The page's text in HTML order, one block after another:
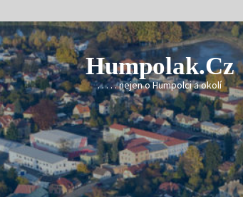
Humpolak.cz
. . . . . nejen o Humpolci a okolí